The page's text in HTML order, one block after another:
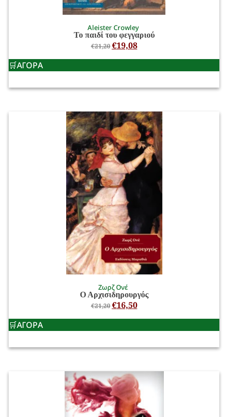
Aleister Crowley
Το παιδί του φεγγαριού
€21,20 €19,08
ΑΓΟΡΑ
Ζωρζ Ονέ
Ο Αρχισιδηρουργός
€21,20 €16,50
ΑΓΟΡΑ